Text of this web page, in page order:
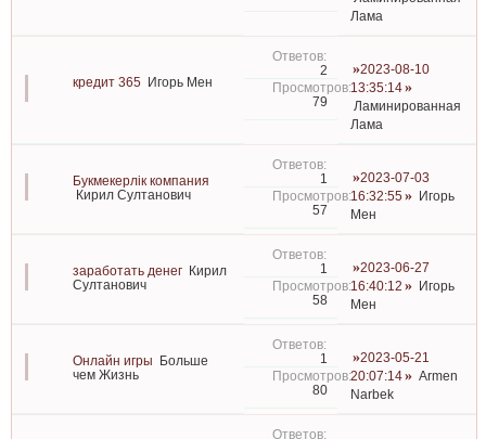
Лама
кредит 365 Игорь Мен
2
79
2023-08-10
13:35:14
Ламинированная
Лама
Букмекерлік компания
Кирил Султанович
1
57
2023-07-03
16:32:55
Игорь
Мен
заработать денег
Кирил
Султанович
1
58
2023-06-27
16:40:12
Игорь
Мен
Онлайн игры
Больше
чем Жизнь
1
80
2023-05-21
20:07:14
Armen
Narbek